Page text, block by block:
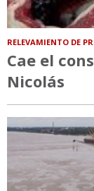
RELEVAMIENTO DE
Cae el
Nicolás